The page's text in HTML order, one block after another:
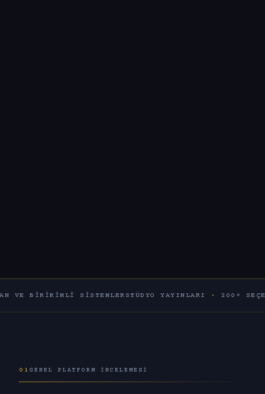
SISTEMLERSTÜDYO YAYINLARI·200+ SEÇENEK 60+
01 GENEL PLATFORM İNCELEMESI